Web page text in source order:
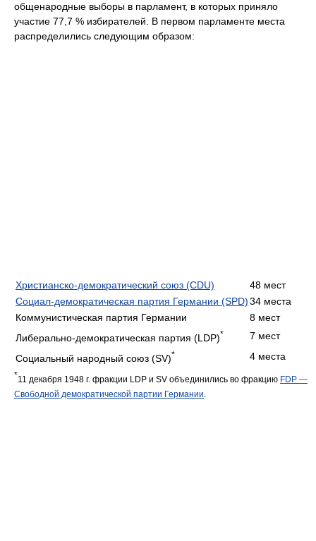
общенародные выборы в парламент, в которых приняло
участие 77,7 % избирателей. В первом парламенте места
распределились следующим образом:
Христианско-демократический союз (CDU)
48 мест
Социал-демократическая партия Германии (SPD)34 места
Коммунистическая партия Германии
8 мест
Либерально-демократическая партия (LDP)*
7 мест
Социальный народный союз (SV)* 4 места
*11 декабря 1948 г. фракции LDP и SV объединились во фракцию FDP —
Свободной демократической партии Германии